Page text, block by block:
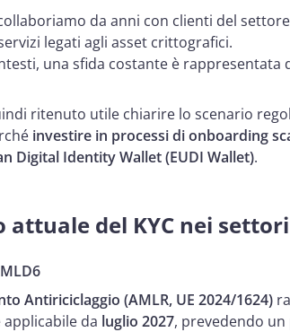
da anni con clienti del
legati agli asset crittografici.
una sfida costante è
ritenuto utile chiarire lo scenario
investire in processi di onboarding
Digital Identity Wallet (EUDI Wallet).
attuale del KYC nei
Antiriciclaggio (AMLR, UE 2024/1624)
da luglio 2027, prevedendo